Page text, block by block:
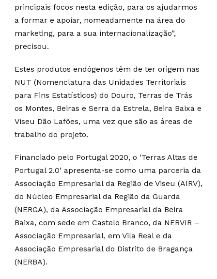
principais focos nesta edição, para os ajudarmos
a formar e apoiar, nomeadamente na área do
marketing, para a sua internacionalização”,
precisou.
Estes produtos endógenos têm de ter origem nas
NUT (Nomenclatura das Unidades Territoriais
para Fins Estatísticos) do Douro, Terras de Trás
os Montes, Beiras e Serra da Estrela, Beira Baixa e
Viseu Dão Lafões, uma vez que são as áreas de
trabalho do projeto.
Financiado pelo Portugal 2020, o ‘Terras Altas de
Portugal 2.0’ apresenta-se como uma parceria da
Associação Empresarial da Região de Viseu (AIRV),
do Núcleo Empresarial da Região da Guarda
(NERGA), da Associação Empresarial da Beira
Baixa, com sede em Castelo Branco, da NERVIR –
Associação Empresarial, em Vila Real e da
Associação Empresarial do Distrito de Bragança
(NERBA).